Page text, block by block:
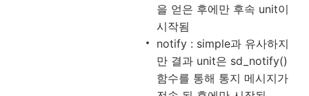
을 얻은 후에만 후속 unit이
시작됨
notify : simple과 유사하지
만 결과 unit은 sd_notify()
함수를 통해 통지 메시지가